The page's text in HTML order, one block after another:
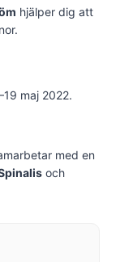
hjälper dig att
maj 2022.
med en
och